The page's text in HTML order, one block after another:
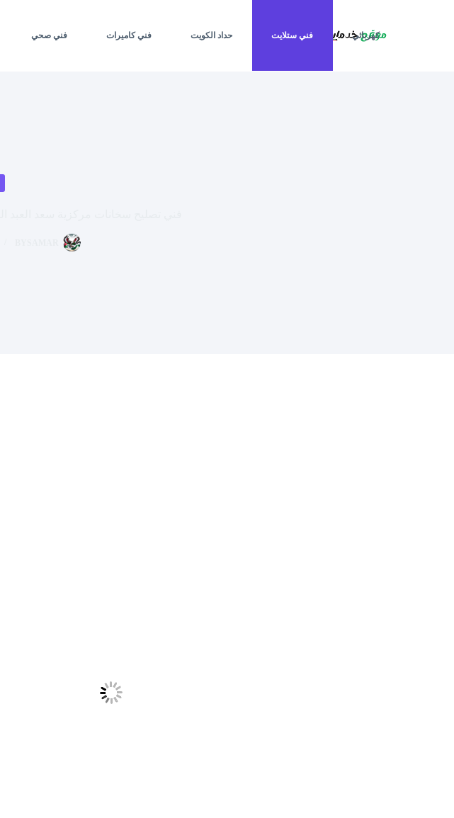
كهربائي فني ستلايت حداد الكويت فني كاميرات فني صحي